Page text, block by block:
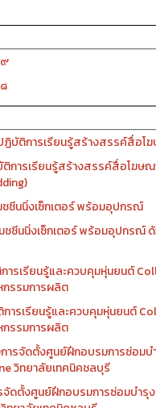
บทุนกองทุนเพื่อความเสมอภาค
พื่อรองรับสถานการณ์วิกฤตกา
บัติการเรียนรู้สร้างสรรค์สื่อโฆ
การเรียนรู้สร้างสรรค์สื่อโฆษณ
ชีนนิ่งเซ็กเตอร์ พร้อมอุปกรณ์
ชีนนิ่งเซ็กเตอร์ พร้อมอุปกรณ์ ด้ว
รเรียนรู้และควบคุมหุ่นยนต์
กรรมการผลิต
รเรียนรู้และควบคุมหุ่นยนต์
กรรมการผลิต